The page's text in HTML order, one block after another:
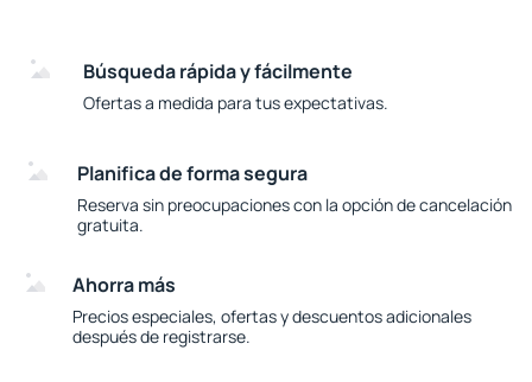
Búsqueda rápida y fácilmente
Ofertas a medida para tus expectativas.
Planifica de forma segura
Reserva sin preocupaciones con la opción de cancelación
gratuita.
Ahorra más
Precios especiales, ofertas y descuentos adicionales
después de registrarse.